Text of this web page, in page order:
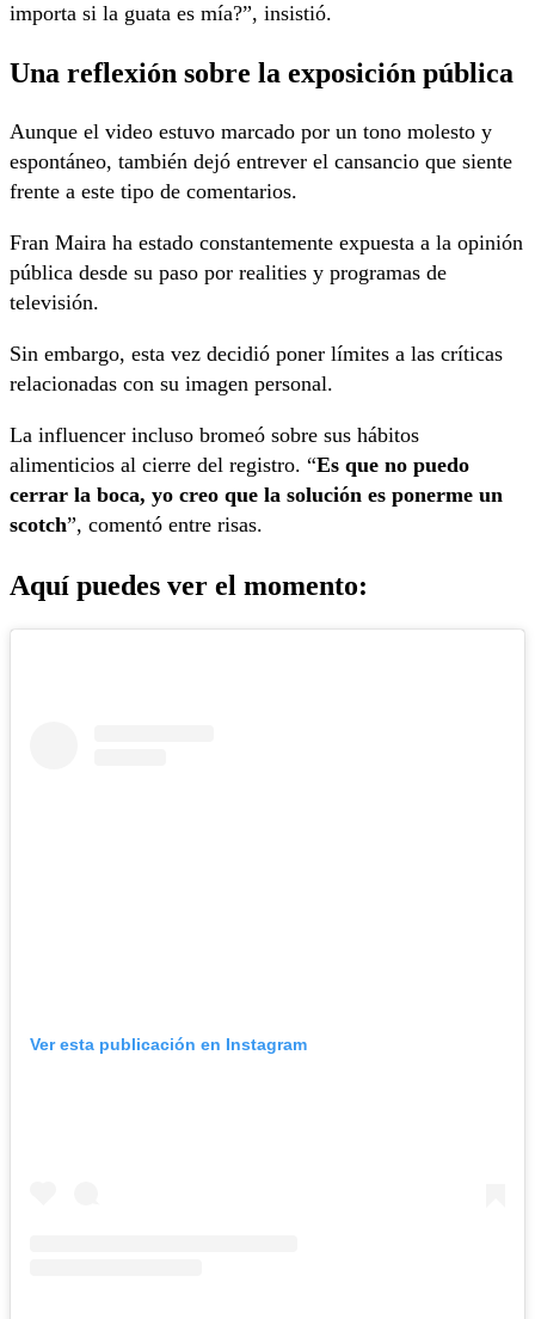
importa si la guata es mía?”, insistió.
Una reflexión sobre la exposición pública
Aunque el video estuvo marcado por un tono molesto y
espontáneo, también dejó entrever el cansancio que siente
frente a este tipo de comentarios.
Fran Maira ha estado constantemente expuesta a la opinión
pública desde su paso por realities y programas de
televisión.
Sin embargo, esta vez decidió poner límites a las críticas
relacionadas con su imagen personal.
La influencer incluso bromeó sobre sus hábitos
alimenticios al cierre del registro. “Es que no puedo
cerrar la boca, yo creo que la solución es ponerme un
scotch”, comentó entre risas.
Aquí puedes ver el momento:
Ver esta publicación en Instagram